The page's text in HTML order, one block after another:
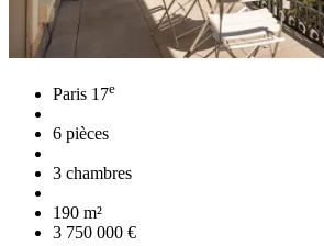
Paris 17e
6 pièces
3 chambres
190 m²
3 750 000 €